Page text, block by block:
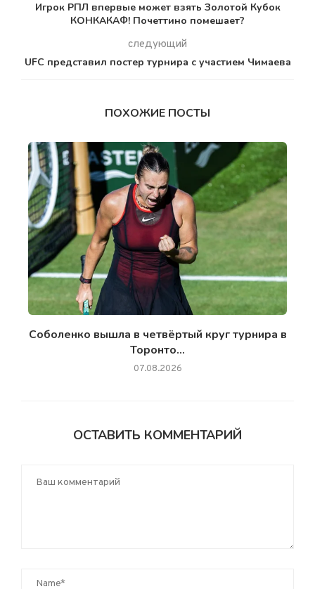
Игрок РПЛ впервые может взять Золотой Кубок
КОНКАКАФ! Почеттино помешает?
следующий
UFC представил постер турнира с участием Чимаева
ПОХОЖИЕ ПОСТЫ
Соболенко вышла в четвёртый круг турнира в
Торонто...
07.08.2026
ОСТАВИТЬ КОММЕНТАРИЙ